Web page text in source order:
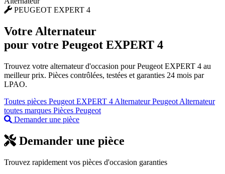
PEUGEOT EXPERT 4
Votre Alternateur
pour votre Peugeot EXPERT 4
Trouvez votre alternateur d'occasion pour Peugeot EXPERT 4 au
meilleur prix. Pièces contrôlées, testées et garanties 24 mois par
LPAO.
Toutes pièces Peugeot EXPERT 4 Alternateur Peugeot Alternateur
toutes marques Pièces Peugeot
Demander une pièce
Demander une pièce
Trouvez rapidement vos pièces d'occasion garanties